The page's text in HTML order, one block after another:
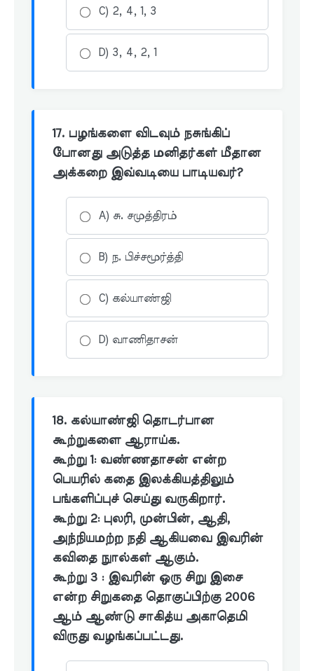
C) 2, 4, 1, 3
D) 3, 4, 2, 1
17. பழங்களை விடவும் நசுங்கிப்
போனது அடுத்த மனிதர்கள் மீதான
அக்கறை இவ்வடியை பாடியவர்?
A) சு. சமுத்திரம்
B) ந. பிச்சமூர்த்தி
C) கல்யாண்ஜி
D) வாணிதாசன்
18. கல்யாண்ஜி தொடர்பான
கூற்றுகளை ஆராய்க.
கூற்று 1: வண்ணதாசன் என்ற
பெயரில் கதை இலக்கியத்திலும்
பங்களிப்புச் செய்து வருகிறார்.
கூற்று 2: புலரி, முன்பின், ஆதி,
அந்நியமற்ற நதி ஆகியவை இவரின்
கவிதை நுால்கள் ஆகும்.
கூற்று 3 : இவரின் ஒரு சிறு இசை
என்ற சிறுகதை தொகுப்பிற்கு 2006
ஆம் ஆண்டு சாகித்ய அகாதெமி
விருது வழங்கப்பட்டது.